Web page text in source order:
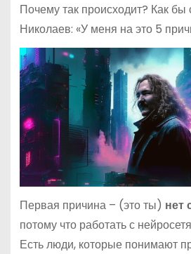
Почему так происходит? Как бы
Николаев: «У меня на это 5
Первая причина – (это ты) нет
потому что работать с
Есть люди, которые понимают